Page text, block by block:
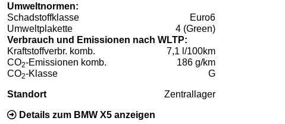
Umweltnormen:
Schadstoffklasse
Euro6
Umweltplakette
4 (Green)
Verbrauch und Emissionen nach WLTP:
Kraftstoffverbr. komb.
7,1 l/100km
CO2-Emissionen komb.
186 g/km
CO2-Klasse G
Standort Zentrallager
Details zum BMW X5 anzeigen